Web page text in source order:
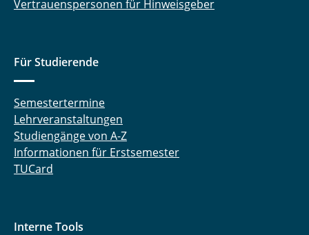
Vertrauenspersonen für Hinweisgeber
Für Studierende
Semestertermine
Lehrveranstaltungen
Studiengänge von A-Z
Informationen für Erstsemester
TUCard
Interne Tools